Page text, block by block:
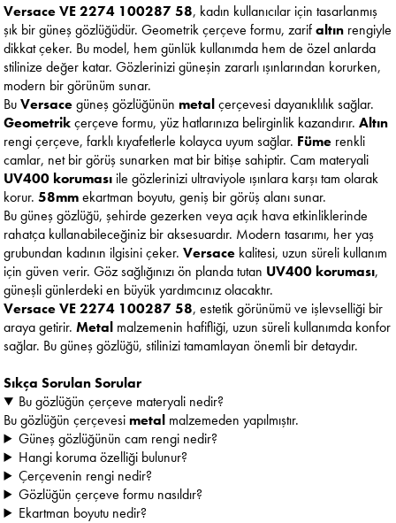
Versace VE 2274 100287 58, kadın kullanıcılar için tasarlanmış
şık bir güneş gözlüğüdür. Geometrik çerçeve formu, zarifaltın rengiyle
dikkat çeker. Bu model, hem günlük kullanımda hem de özel anlarda
stilinize değer katar. Gözlerinizi güneşin zararlı ışınlarından korurken,
modern bir görünüm sunar.
BuVersacegüneş gözlüğününmetalçerçevesi dayanıklılık sağlar.
Geometrikçerçeve formu, yüz hatlarınıza belirginlik kazandırır.Altın
rengi çerçeve, farklı kıyafetlerle kolayca uyum sağlar. Füme renkli
camlar, net bir görüş sunarken mat bir bitişe sahiptir. Cam materyali
UV400 koruması ile gözlerinizi ultraviyole ışınlara karşı tam olarak
korur.58mmekartman boyutu, geniş bir görüş alanı sunar.
Bu güneş gözlüğü, şehirde gezerken veya açık hava etkinliklerinde
rahatça kullanabileceğiniz bir aksesuardır. Modern tasarımı, her yaş
grubundan kadının ilgisini çeker.Versace kalitesi, uzun süreli kullanım
için güven verir. Göz sağlığınızı ön planda tutan UV400 koruması,
güneşli günlerdeki en büyük yardımcınız olacaktır.
Versace VE 2274 100287 58, estetik görünümü ve işlevselliği bir
araya getirir.Metal malzemenin hafifliği, uzun süreli kullanımda konfor
sağlar. Bu güneş gözlüğü, stilinizi tamamlayan önemli bir detaydır.
Sıkça Sorulan Sorular
Bu gözlüğün çerçeve materyali nedir?
Bu gözlüğün çerçevesimetal malzemeden yapılmıştır.
Güneş gözlüğünün cam rengi nedir?
Hangi koruma özelliği bulunur?
Çerçevenin rengi nedir?
Gözlüğün çerçeve formu nasıldır?
Ekartman boyutu nedir?